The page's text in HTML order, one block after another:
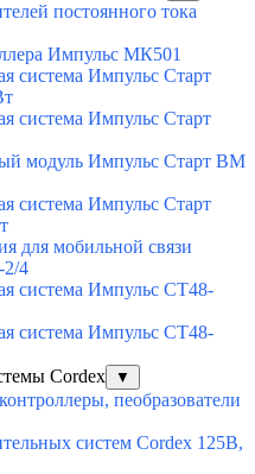
постоянного тока
Импульс МК501
система Импульс Старт
система Импульс Старт
модуль Импульс Старт ВМ
система Импульс Старт
для мобильной связи
4
система Импульс СТ48-
система Импульс СТ48-
Cordex
▼
пеобразователи
систем Cordex 125В,